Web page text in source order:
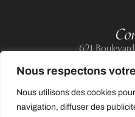
Nous respectons
Nous utilisons des cookies
navigation, diffuser des
621
Courriel :